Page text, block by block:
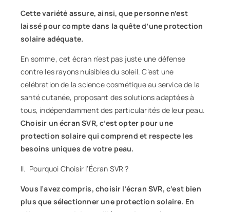
Cette variété assure, ainsi, que personne n’est
laissé pour compte dans la quête d’une protection
solaire adéquate.
En somme, cet écran n’est pas juste une défense
contre les rayons nuisibles du soleil. C’est une
célébration de la sciencecosmétiqueau service de la
santécutanée, proposant des solutions adaptées à
tous, indépendamment des particularités de leur peau.
Choisir un écran SVR, c’est opter pour une
protection solaire qui comprend et respecte les
besoins uniques de votre peau.
II. Pourquoi Choisir l’Écran SVR ?
Vous l’avez compris, choisir l’écran SVR, c’est bien
plus que sélectionner une protection solaire. En